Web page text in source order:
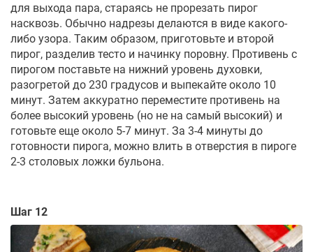
для выхода пара, стараясь не прорезать пирог
насквозь. Обычно надрезы делаются в виде какого-
либо узора. Таким образом, приготовьте и второй
пирог, разделив тесто и начинку поровну. Противень с
пирогом поставьте на нижний уровень духовки,
разогретой до 230 градусов и выпекайте около 10
минут. Затем аккуратно переместите противень на
более высокий уровень (но не на самый высокий) и
готовьте еще около 5-7 минут. За 3-4 минуты до
готовности пирога, можно влить в отверстия в пироге
2-3 столовых ложки бульона.
Шаг 12